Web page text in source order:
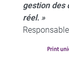
gestion des
réel. »